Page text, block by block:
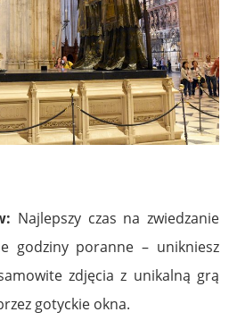
Najlepszy czas na zwiedzanie
godziny poranne – unikniesz
zdjęcia z unikalną grą
gotyckie okna.